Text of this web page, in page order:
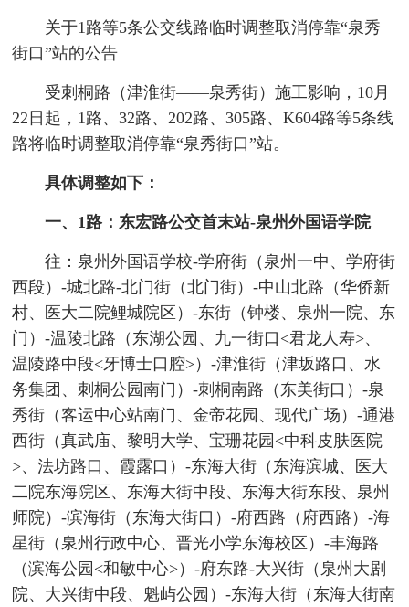
关于1路等5条公交线路临时调整取消停靠“泉秀
街口”站的公告
受刺桐路（津淮街——泉秀街）施工影响，10月
22日起，1路、32路、202路、305路、K604路等5条线
路将临时调整取消停靠“泉秀街口”站。
具体调整如下：
一、1路：东宏路公交首末站-泉州外国语学院
往：泉州外国语学校-学府街（泉州一中、学府街
西段）-城北路-北门街（北门街）-中山北路（华侨新
村、医大二院鲤城院区）-东街（钟楼、泉州一院、东
门）-温陵北路（东湖公园、九一街口<君龙人寿>、
温陵路中段<牙博士口腔>）-津淮街（津坂路口、水
务集团、刺桐公园南门）-刺桐南路（东美街口）-泉
秀街（客运中心站南门、金帝花园、现代广场）-通港
西街（真武庙、黎明大学、宝珊花园<中科皮肤医院
>、法坊路口、霞露口）-东海大街（东海滨城、医大
二院东海院区、东海大街中段、东海大街东段、泉州
师院）-滨海街（东海大街口）-府西路（府西路）-海
星街（泉州行政中心、晋光小学东海校区）-丰海路
（滨海公园<和敏中心>）-府东路-大兴街（泉州大剧
院、大兴街中段、魁屿公园）-东海大街（东海大街南